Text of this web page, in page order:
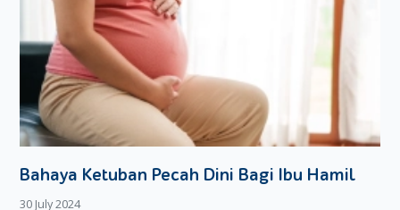
Bahaya Ketuban Pecah Dini Bagi Ibu Hamil
30 July 2024